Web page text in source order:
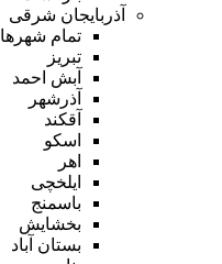
آذربایجان شرقی
تمام شهر‌ها
تبریز
آبش احمد
آذرشهر
آقکند
اسکو
اهر
ایلخچی
باسمنج
بخشایش
بستان آباد